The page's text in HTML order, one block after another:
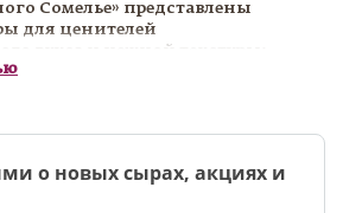
Сомелье» представлены
для ценителей
вкуса и нежной текстуры:
и другие популярные сорта.
каждую позицию, чтобы
лучшие сорта высокого качества.
о новых сырах, акциях и